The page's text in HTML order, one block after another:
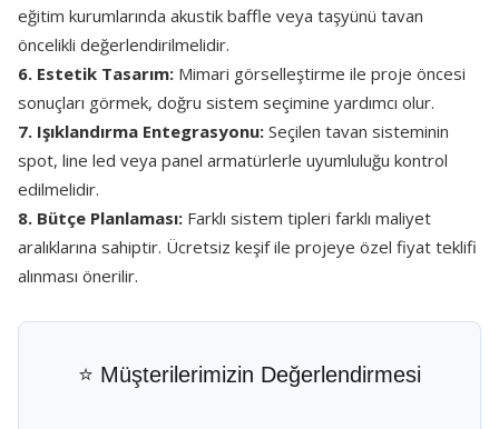
eğitim kurumlarında akustik baffle veya taşyünü tavan
öncelikli değerlendirilmelidir.
6. Estetik Tasarım: Mimari görselleştirme ile proje öncesi
sonuçları görmek, doğru sistem seçimine yardımcı olur.
7. Işıklandırma Entegrasyonu: Seçilen tavan sisteminin
spot, line led veya panel armatürlerle uyumluluğu kontrol
edilmelidir.
8. Bütçe Planlaması: Farklı sistem tipleri farklı maliyet
aralıklarına sahiptir. Ücretsiz keşif ile projeye özel fiyat teklifi
alınması önerilir.
⭐ Müşterilerimizin Değerlendirmesi